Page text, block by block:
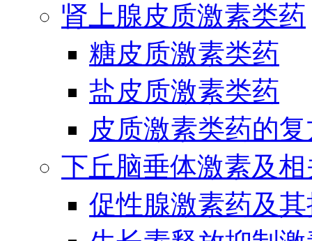
肾上腺皮质激素类药
糖皮质激素类药
盐皮质激素类药
皮质激素类药的
下丘脑垂体激素及
促性腺激素药及